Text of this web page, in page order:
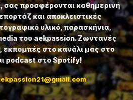
σας προσφέρονται καθημερινή
και αποκλειστικές
υλικό, παρασκήνια,
του aekpassion. Ζωντανές
εκπομπές στο κανάλι μας στο
podcast στο Spotify!